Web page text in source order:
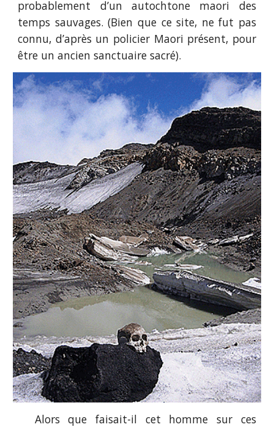
probablement d’un autochtone maori des
temps sauvages. (Bien que ce site, ne fut pas
connu, d’après un policier Maori présent, pour
être un ancien sanctuaire sacré).
Alors que faisait-il cet homme sur ces